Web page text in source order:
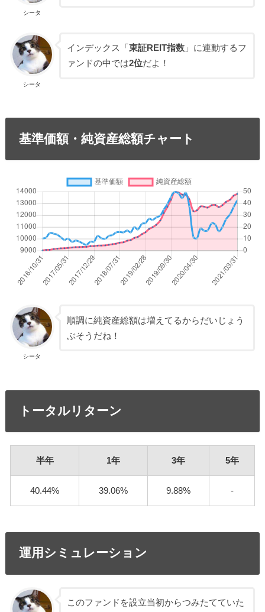
シータ
シータ
インデックス「東証REIT指数 」に連動するフ
ァンドの中では2位だよ！
基準価額・純資産総額チャート
シータ
順調に純資産総額は増えてるからだいじょう
ぶそうだね！
トータルリターン
半年 1年 3年 5年
40.44% 39.06% 9.88% -
運用シミュレーション
このファンドを設立当初からつみたてていた